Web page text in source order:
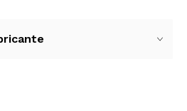
pulgadas, Lenovo Yoga,